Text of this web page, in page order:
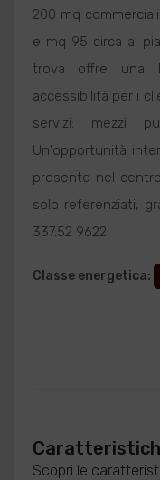
200 mq
e mq 95 circa al
trova offre una
accessibilità per i
servizi: mezzi
Un'opportunità
presente nel
solo referenziati,
337.52 9622.
Classe energetica:
Scopri le